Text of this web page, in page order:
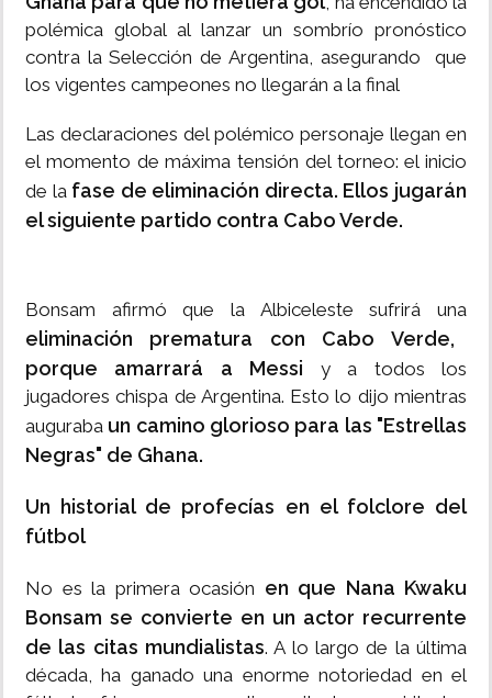
polémica global al lanzar un sombrío pronóstico
contra la Selección de Argentina, asegurando que
los vigentes campeones no llegarán a la final
Las declaraciones del polémico personaje llegan en
el momento de máxima tensión del torneo: el inicio
de la fase de eliminación directa. Ellos jugarán
el siguiente partido contra Cabo Verde.
Bonsam afirmó que la Albiceleste sufrirá una
eliminación prematura con Cabo Verde,
porque amarrará a Messi y a todos los
jugadores chispa de Argentina. Esto lo dijo mientras
auguraba un camino glorioso para las "Estrellas
Negras" de Ghana.
Un historial de profecías en el folclore del
fútbol
No es la primera ocasión en que Nana Kwaku
Bonsam se convierte en un actor recurrente
de las citas mundialistas. A lo largo de la última
década, ha ganado una enorme notoriedad en el